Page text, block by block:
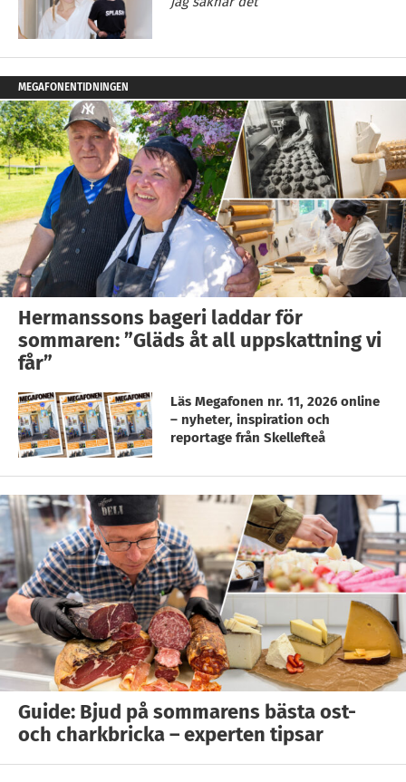
MEGAFONENTIDNINGEN
Hermanssons bageri laddar för
sommaren: ”Gläds åt all uppskattning vi
får”
Läs Megafonen nr. 11, 2026 online
– nyheter, inspiration och
reportage från Skellefteå
Guide: Bjud på sommarens bästa ost-
och charkbricka – experten tipsar